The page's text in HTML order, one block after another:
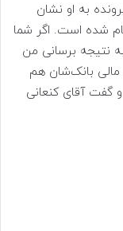
به او نشان
شده است. اگر شما
نتیجه برسانی من
بانک‌شان هم
آقای کنعانی